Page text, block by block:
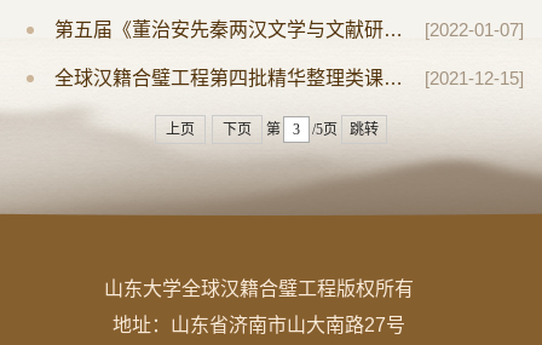
第五届《董治安先秦两汉文学与文献研究奖》评选公告 [2022-01-07]
全球汉籍合璧工程第四批精华整理类课题招标公示 [2021-12-15]
上页 下页 第 /5页 跳转
山东大学全球汉籍合璧工程版权所有
地址： 山东省济南市山大南路27号